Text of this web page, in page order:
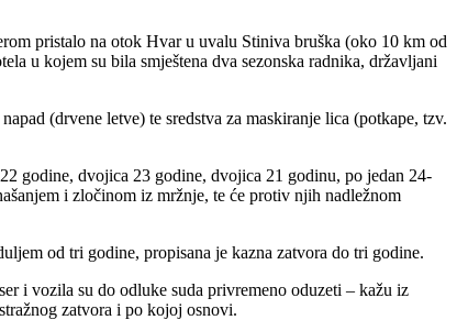
pristalo na otok Hvar u uvalu Stiniva bruška (oko 10 km od
u kojem su bila smještena dva sezonska radnika, državljani
(drvene letve) te sredstva za maskiranje lica (potkape, tzv.
godine, dvojica 23 godine, dvojica 21 godinu, po jedan 24-
i zločinom iz mržnje, te će protiv njih nadležnom
od tri godine, propisana je kazna zatvora do tri godine.
i vozila su do odluke suda privremeno oduzeti – kažu iz
zatvora i po kojoj osnovi.